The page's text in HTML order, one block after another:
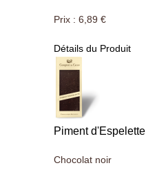
Prix : 6,89 €
Détails du Produit
Piment d'Espelette
Chocolat noir